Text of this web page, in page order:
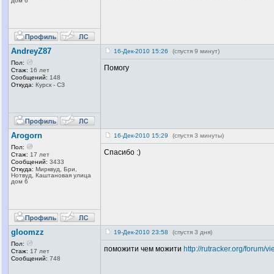
AndreyZ87
Пол:
Стаж: 16 лет
Сообщений: 148
Откуда: Курск - СЗ
16-Дек-2010 15:26 (спустя 9 минут)
Помогу
Arogorn
Пол:
Стаж: 17 лет
Сообщений: 3433
Откуда: Мирквуд, Бри,
Нотвуд, Каштановая улица
дом 6
16-Дек-2010 15:29 (спустя 3 минуты)
Спасибо :)
gloomzz
Пол:
Стаж: 17 лет
Сообщений: 748
19-Дек-2010 23:58 (спустя 3 дня)
поможити чем можити http://rutracker.org/forum/